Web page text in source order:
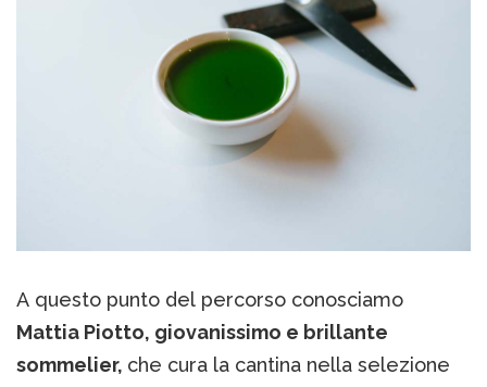
A questo punto del percorso conosciamo
Mattia Piotto, giovanissimo e brillante
sommelier, che cura la cantina nella selezione